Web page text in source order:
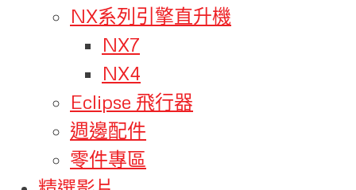
NX系列引擎直升機
NX7
NX4
Eclipse 飛行器
週邊配件
零件專區